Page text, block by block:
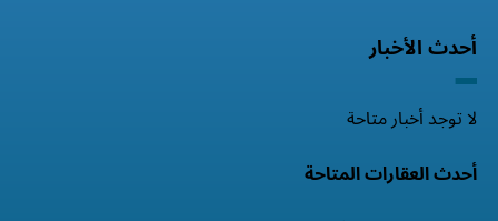
أحدث الأخبار
لا توجد أخبار متاحة
أحدث العقارات المتاحة